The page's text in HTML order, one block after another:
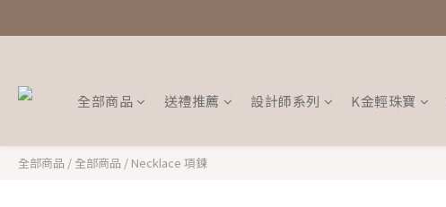
全部商品 送禮推薦 設計師系列 K金輕珠寶
全部商品 / 全部商品 / Necklace 項鍊